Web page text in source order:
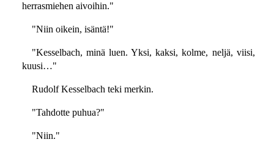
herrasmiehen aivoihin."
"Niin oikein, isäntä!"
"Kesselbach, minä luen. Yksi, kaksi, kolme, neljä, viisi,
kuusi…"
Rudolf Kesselbach teki merkin.
"Tahdotte puhua?"
"Niin."